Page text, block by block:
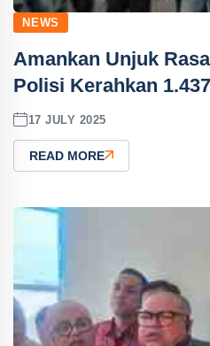
NEWS
Amankan Unjuk
Polisi Kerahkan
17 JULY 2025
READ MORE